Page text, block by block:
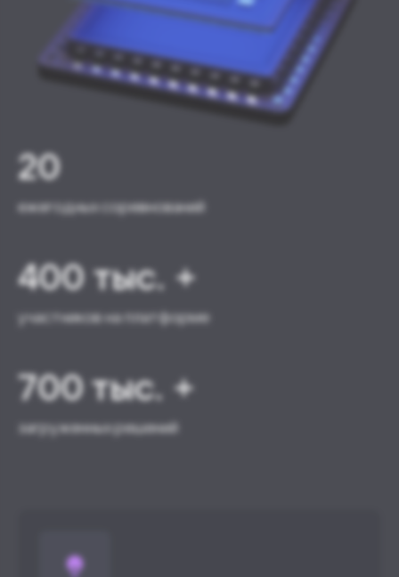
20
ежегодных соревнований
400 тыс. +
участников на платформе
700 тыс. +
загруженных решений